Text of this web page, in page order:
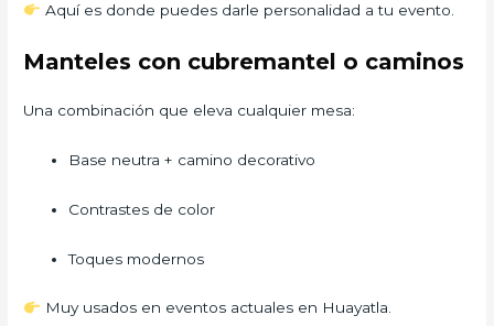
Aquí es donde puedes darle personalidad a tu evento.
Manteles con cubremantel o caminos
Una combinación que eleva cualquier mesa:
Base neutra + camino decorativo
Contrastes de color
Toques modernos
Muy usados en eventos actuales en Huayatla.